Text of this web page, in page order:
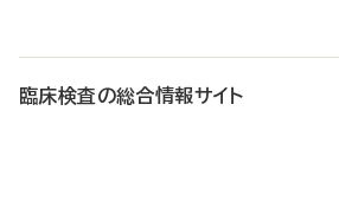
臨床検査の総合情報サイト